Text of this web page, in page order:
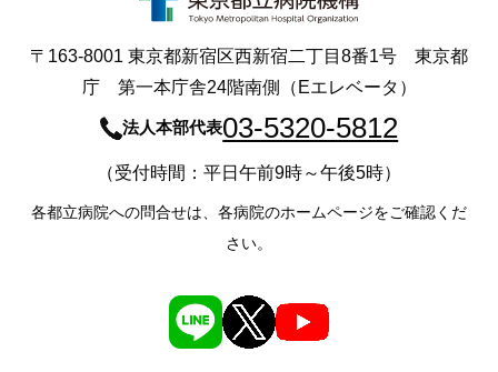
〒163-8001 東京都新宿区西新宿二丁目8番1号 東京都
庁 第一本庁舎24階南側（Eエレベータ）
法人本部代表03-5320-5812
（受付時間：平日午前9時～午後5時）
各都立病院への問合せは、各病院のホームページをご確認くだ
さい。